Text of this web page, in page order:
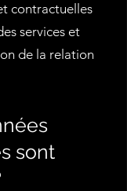
contractuelles
services et
de la relation
sont